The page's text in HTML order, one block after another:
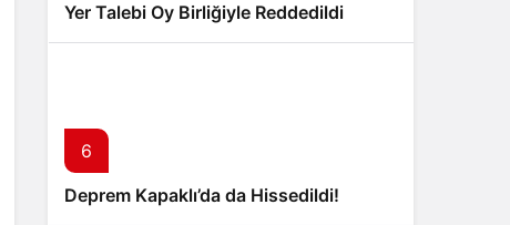
Yer Talebi Oy Birliğiyle Reddedildi
6
Deprem Kapaklı’da da Hissedildi!